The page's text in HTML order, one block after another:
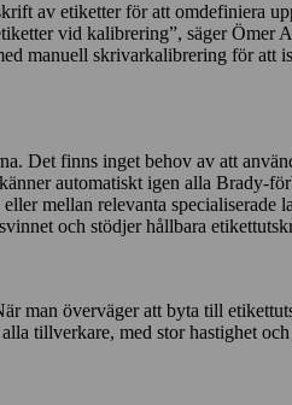
av etiketter för att omdefiniera
vid kalibrering”, säger Ömer
manuell skrivarkalibrering för att
Det finns inget behov av att
automatiskt igen alla Brady-
mellan relevanta specialiserade
och stödjer hållbara
man överväger att byta till
tillverkare, med stor hastighet